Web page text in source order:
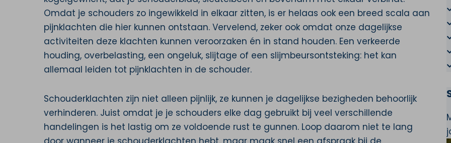
Omdat je schouders zo ingewikkeld in elkaar zitten, is er helaas ook een breed scala aan
pijnklachten die hier kunnen ontstaan. Vervelend, zeker ook omdat onze dagelijkse
activiteiten deze klachten kunnen veroorzaken én in stand houden. Een verkeerde
houding, overbelasting, een ongeluk, slijtage of een slijmbeursontsteking: het kan
allemaal leiden tot pijnklachten in de schouder.
Schouderklachten zijn niet alleen pijnlijk, ze kunnen je dagelijkse bezigheden behoorlijk
verhinderen. Juist omdat je je schouders elke dag gebruikt bij veel verschillende
handelingen is het lastig om ze voldoende rust te gunnen. Loop daarom niet te lang